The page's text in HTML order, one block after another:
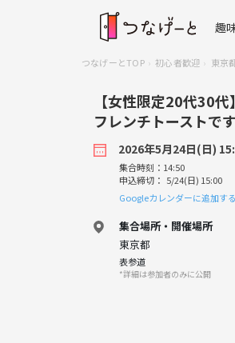
趣
つなげーとTOP 初心者歓迎 東京
【女性限定20代30
フレンチトーストで
2026年5月24日(日)
集合時刻：14:50
申込締切： 5/24(日) 15:00
Googleカレンダーに追加する
集合場所・開催場所
東京都
表参道
*詳細は参加者のみに公開